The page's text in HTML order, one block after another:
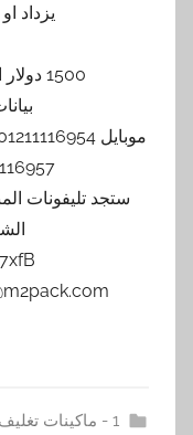
يزداد
1500 دولار او ما يعادله بالجنيه المصرى
01211116958
ستجد تليفونات
1 - ماكينات تغليف بالفاكيوم